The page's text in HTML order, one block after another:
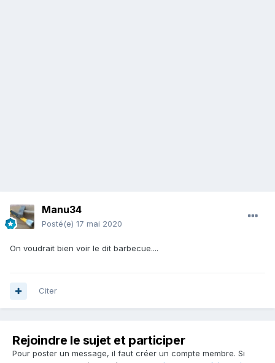
Manu34
Posté(e) 17 mai 2020
On voudrait bien voir le dit barbecue....
Citer
Rejoindre le sujet et participer
Pour poster un message, il faut créer un compte membre. Si